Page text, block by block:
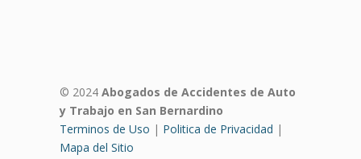
© 2024 Abogados de Accidentes de Auto
y Trabajo en San Bernardino
Terminos de Uso | Politica de Privacidad |
Mapa del Sitio